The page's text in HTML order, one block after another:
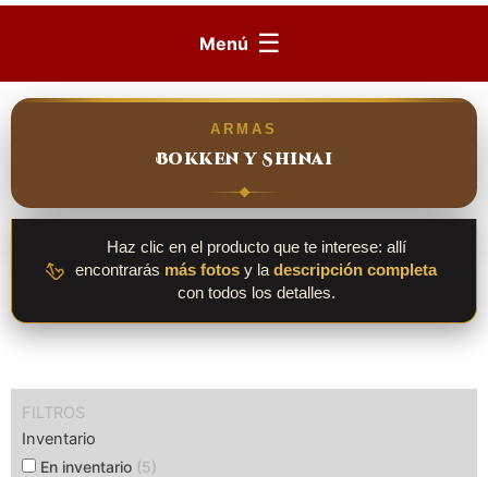
Menú ☰
ARMAS
Bokken y Shinai
Haz clic en el producto que te interese: allí
encontrarás más fotos y la descripción completa
con todos los detalles.
FILTROS
Inventario
En inventario (5)